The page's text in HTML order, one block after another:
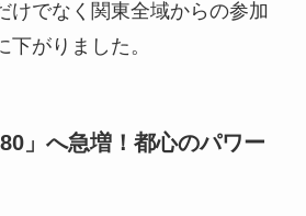
けでなく関東全域からの参加
がりました。
」へ急増！都心のパワー